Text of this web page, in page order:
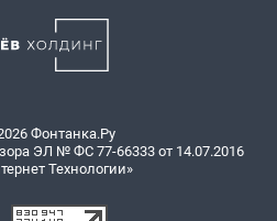
Фонтанка.Ру
ЭЛ № ФС 77-66333 от 14.07.2016
Технологии»